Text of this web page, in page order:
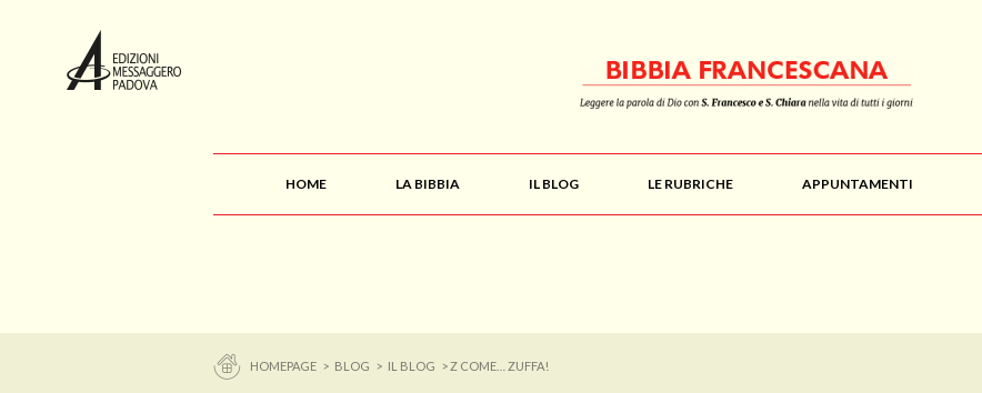
HOME LA BIBBIA IL BLOG LE RUBRICHE APPUNTAMENTI
HOMEPAGE > BLOG > IL BLOG > Z COME… ZUFFA!